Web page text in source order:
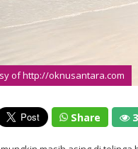
of http://oknusantara.com
Share